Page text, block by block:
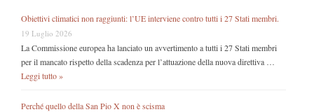
Obiettivi climatici non raggiunti: l’UE interviene contro tutti i 27 Stati membri.
19 Luglio 2026
La Commissione europea ha lanciato un avvertimento a tutti i 27 Stati membri
per il mancato rispetto della scadenza per l’attuazione della nuova direttiva …
Leggi tutto »
Perché quello della San Pio X non è scisma